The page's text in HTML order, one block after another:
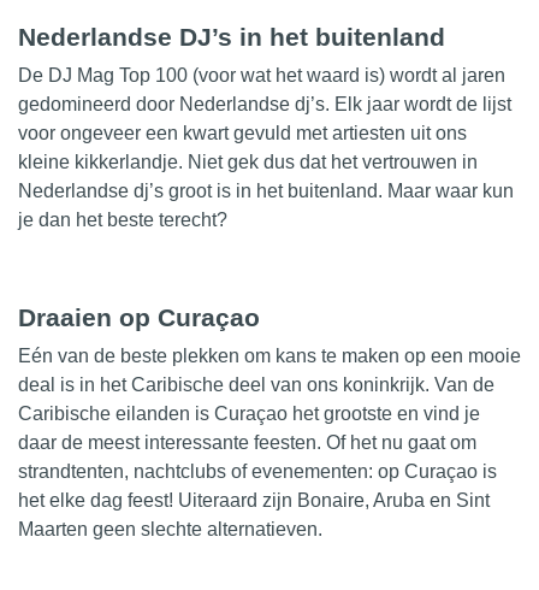
Nederlandse DJ’s in het buitenland
De DJ Mag Top 100 (voor wat het waard is) wordt al jaren
gedomineerd door Nederlandse dj’s. Elk jaar wordt de lijst
voor ongeveer een kwart gevuld met artiesten uit ons
kleine kikkerlandje. Niet gek dus dat hetvertrouwen in
Nederlandse dj’s groot is in het buitenland. Maar waar kun
je dan het beste terecht?
Draaien op Curaçao
Eén van de beste plekken om kans te maken op een mooie
deal is in het Caribische deel van ons koninkrijk. Van de
Caribische eilanden is Curaçao hetgrootste en vind je
daar de meest interessante feesten. Of het nu gaat om
strandtenten, nachtclubs of evenementen: op Curaçao is
het elke dag feest! Uiteraard zijn Bonaire, Aruba en Sint
Maarten geen slechte alternatieven.